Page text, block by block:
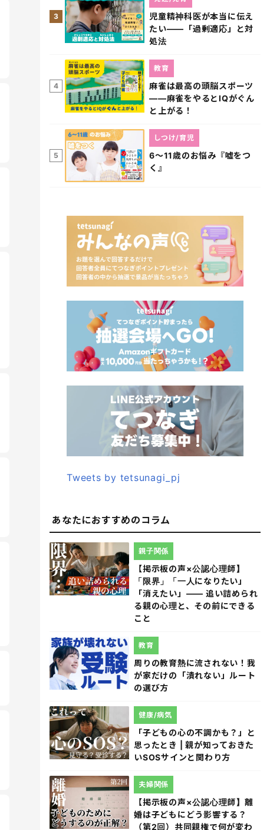
3
児童精神科医が本当に伝え
たい――「過剰適応」と対
処法
4
麻雀は最高の頭脳スポーツ
――麻雀をやるとIQがぐん
と上がる！
教育
5
6～11歳のお悩み『嘘をつ
く』
しつけ/育児
Tweets by tetsunagi_pj
あなたにおすすめのコラム
【掲示板の声×公認心理師】
「限界」「一人になりたい」
「消えたい」―― 追い詰められ
る親の心理と、その前にできる
こと
親子関係
周りの教育熱に流されない！我
が家だけの「潰れない」ルート
の選び方
教育
「子どもの心の不調かも？」と
思ったとき | 親が知っておきた
いSOSサインと関わり方
健康/病気
【掲示板の声×公認心理師】離
婚は子どもにどう影響する？
（第2回）共同親権で何が変わ
夫婦関係